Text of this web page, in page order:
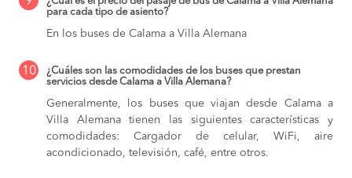
para cada tipo de asiento?
En los buses de Calama a Villa Alemana
10
¿Cuáles son las comodidades de los buses que prestan
servicios desde Calama a Villa Alemana?
Generalmente, los buses que viajan desde Calama a
Villa Alemana tienen las siguientes características y
comodidades: Cargador de celular, WiFi, aire
acondicionado, televisión, café, entre otros.